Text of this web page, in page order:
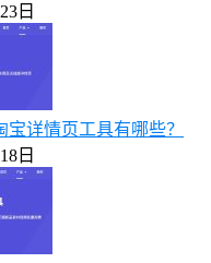
日
宝详情页工具有哪些？
日